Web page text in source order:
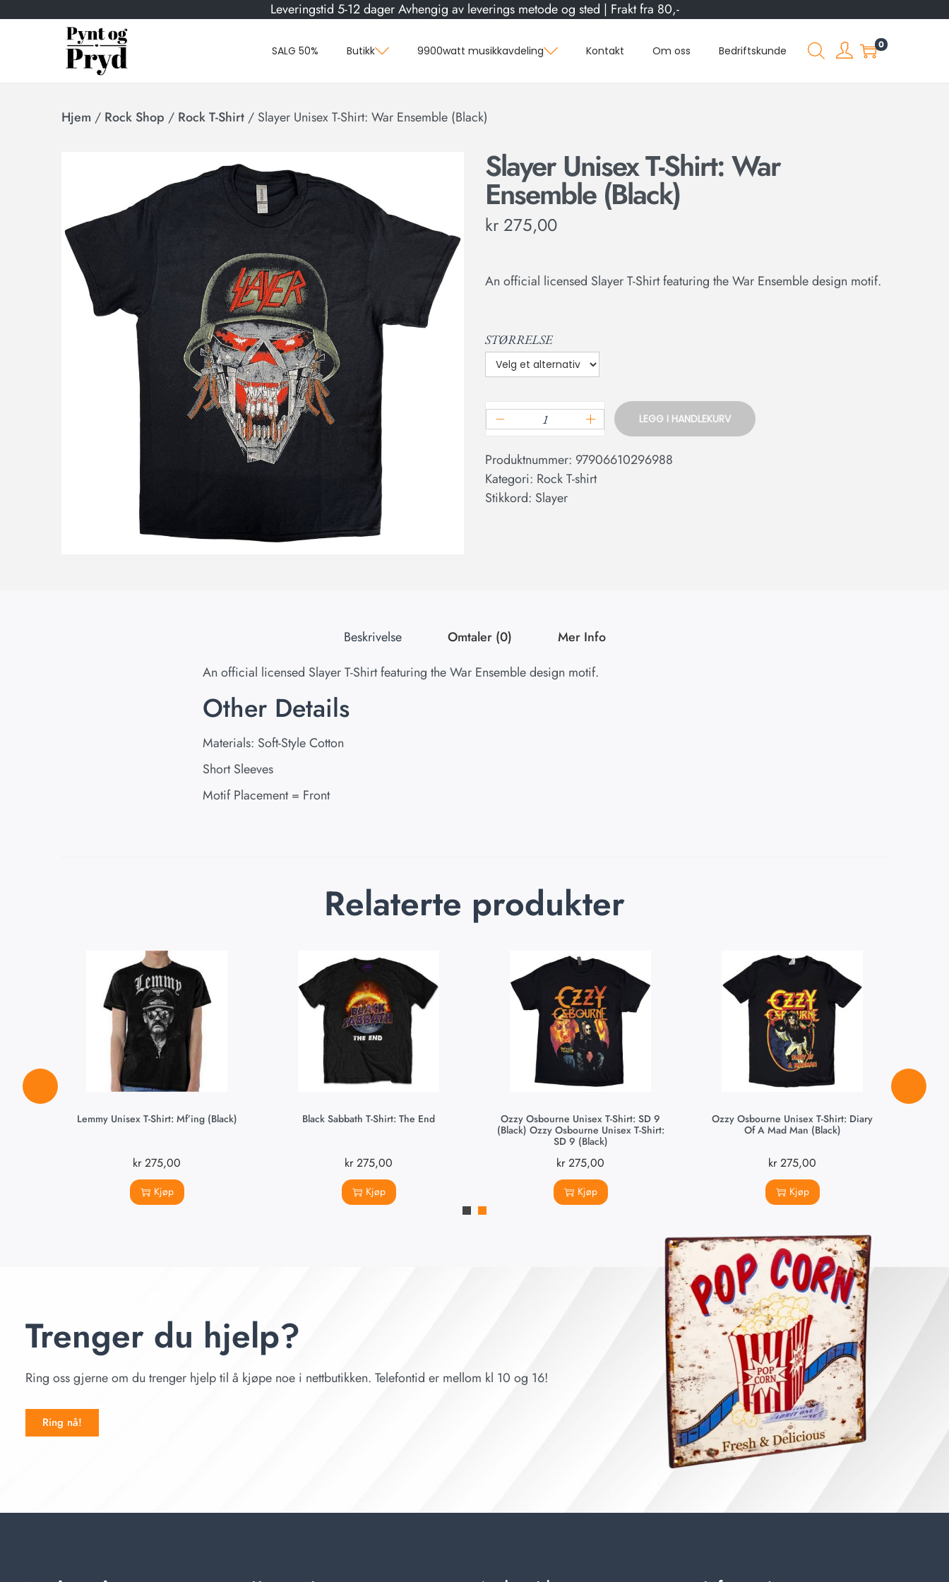
Leveringstid 5-12 dager Avhengig av leverings metode og sted | Frakt fra 80,-
SALG 50% Butikk 9900watt musikkavdeling Kontakt Om oss Bedriftskunde 0
Hjem / Rock Shop / Rock T-Shirt / Slayer Unisex T-Shirt: War Ensemble (Black)
Slayer Unisex T-Shirt: War
Ensemble (Black)
kr 275,00
An official licensed Slayer T-Shirt featuring the War Ensemble design motif.
STØRRELSE
LEGG I HANDLEKURV
Produktnummer: 97906610296988
Kategori: Rock T-shirt
Stikkord: Slayer
Beskrivelse Omtaler (0)
Mer Info
An official licensed Slayer T-Shirt featuring the War Ensemble design motif.
Other Details
Materials: Soft-Style Cotton
Short Sleeves
Motif Placement = Front
Relaterte produkter
Lemmy Unisex T-Shirt: Mf’ing (Black)
kr275,00
Kjøp
Black Sabbath T-Shirt: The End
kr275,00
Kjøp
Ozzy Osbourne Unisex T-Shirt: SD 9
(Black) Ozzy Osbourne Unisex T-Shirt:
SD 9 (Black)
kr275,00
Kjøp
Ozzy Osbourne Unisex T-Shirt: Diary
Of A Mad Man (Black)
kr275,00
Kjøp
Trenger du hjelp?
Ring oss gjerne om du trenger hjelp til å kjøpe noe i nettbutikken. Telefontid er mellom kl 10 og 16!
Ring nå!